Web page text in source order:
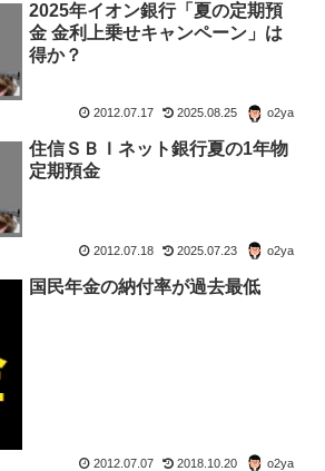
2025年イオン銀行「夏の定期預
金 金利上乗せキャンペーン」は
得か？
2012.07.17 2025.08.25 o2ya
住信ＳＢＩネット銀行夏の1年物
定期預金
2012.07.18 2025.07.23 o2ya
国民年金の納付率が過去最低
2012.07.07 2018.10.20 o2ya